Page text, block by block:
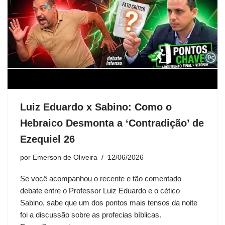
Luiz Eduardo x Sabino: Como o
Hebraico Desmonta a ‘Contradição’ de
Ezequiel 26
por Emerson de Oliveira 12/06/2026
Se você acompanhou o recente e tão comentado
debate entre o Professor Luiz Eduardo e o cético
Sabino, sabe que um dos pontos mais tensos da noite
foi a discussão sobre as profecias bíblicas.